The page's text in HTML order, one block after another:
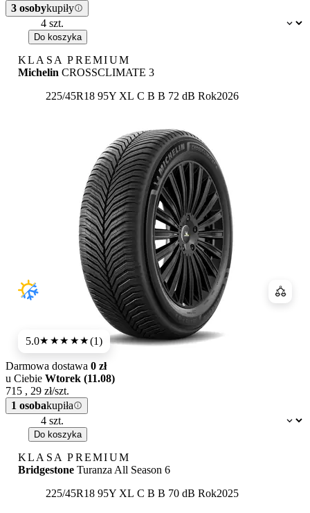
Dostępność:
3 osobykupiły
Do koszyka
KLASA PREMIUM
Michelin CROSSCLIMATE 3
225/45R18 95Y XL Etykieta:
C B B 72 dB Rok2026
5.0★★★★★(1)
Dostępność:
Darmowa dostawa 0 zł
u Ciebie Wtorek (11.08)
715 , 29 zł/szt.
1 osobakupiła
Do koszyka
KLASA PREMIUM
Bridgestone Turanza All Season 6
225/45R18 95Y XL Etykieta:
C B B 70 dB Rok2025